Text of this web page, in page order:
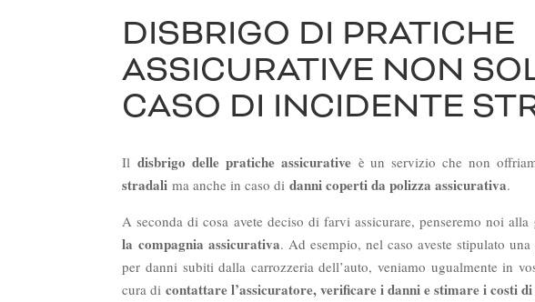
DISBRIGO DI PRATICHE
ASSICURATIVE NON
CASO DI INCIDENTE
Ildisbrigo delle pratiche assicurative è un servizio che non
stradali ma anche in caso didanni coperti da polizza assicurativa.
A seconda di cosa avete deciso di farvi assicurare, penseremo noi alla
la compagnia assicurativa. Ad esempio, nel caso aveste stipulato
per danni subiti dalla carrozzeria dell’auto, veniamo ugualmente in
cura dicontattare l’assicuratore, verificare i danni e stimare i costi